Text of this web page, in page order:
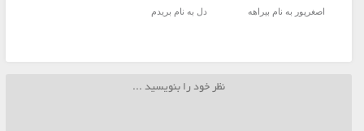
اصغرپور به نام بیراهه
دل به نام بریدم